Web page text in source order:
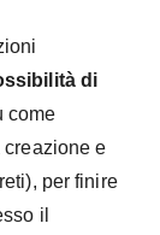
di
come
e
per finire
il